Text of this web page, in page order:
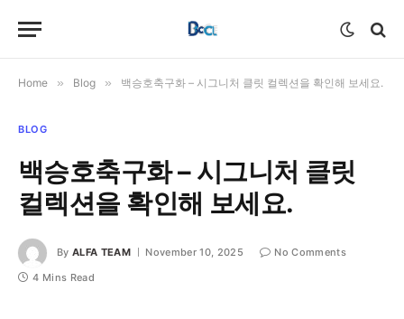
Home » Blog » 백승호축구화 – 시그니처 클릿 컬렉션을 확인해 보세요.
BLOG
백승호축구화 – 시그니처 클릿
컬렉션을 확인해 보세요.
By ALFA TEAM November 10, 2025
No Comments
4 Mins Read